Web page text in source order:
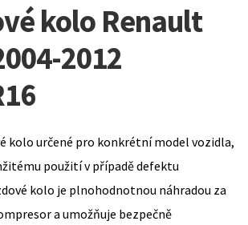
kolo Renault
2012
kolo určené pro konkrétní model vozidla,
použití v případě defektu
kolo je plnohodnotnou náhradou za
a umožňuje bezpečně